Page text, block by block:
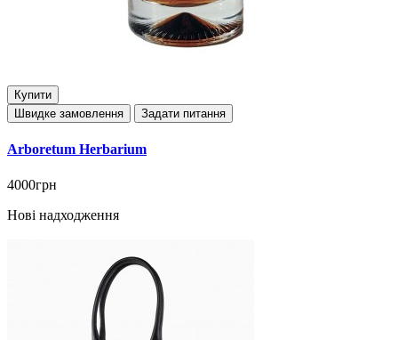
Купити
Швидке замовлення
Задати питання
Arboretum Herbarium
4000грн
Нові надходження